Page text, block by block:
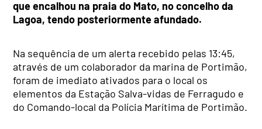
que encalhou na praia do Mato, no concelho da
Lagoa, tendo posteriormente afundado.
Na sequência de um alerta recebido pelas 13:45,
através de um colaborador da marina de Portimão,
foram de imediato ativados para o local os
elementos da Estação Salva-vidas de Ferragudo e
do Comando-local da Polícia Marítima de Portimão.